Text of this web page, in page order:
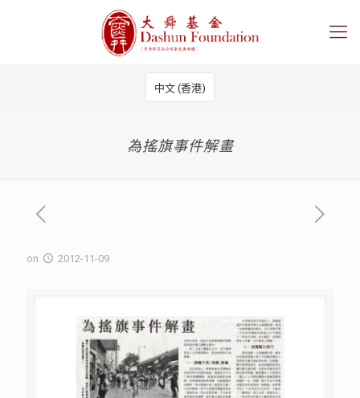
中文 (香港)
為搖旗事件解畫
on 2012-11-09